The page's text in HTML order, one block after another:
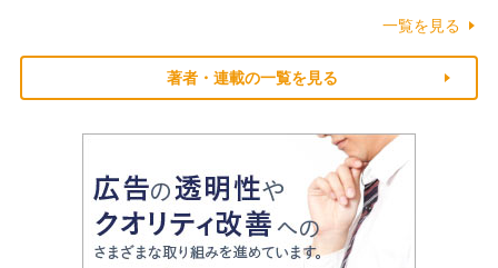
一覧を見る
著者・連載の一覧を見る